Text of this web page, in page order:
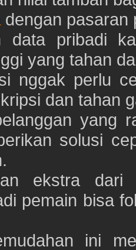
dengan pasaran
data pribadi
yang tahan
nggak perlu
dan tahan
yang
solusi
ekstra dari
pemain bisa
ini